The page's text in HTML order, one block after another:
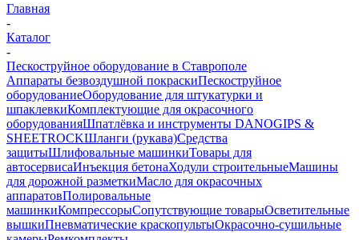
Главная
-
Каталог
-
Пескоструйное оборудование в Ставрополе
Аппараты безвоздушной покраскиПескоструйное
оборудованиеОборудование для штукатурки и
шпаклевкиКомплектующие для окрасочного
оборудованияШпатлёвка и инструменты DANOGIPS &
SHEETROCKШланги (рукава)Средства
защитыШлифовальные машинкиТовары для
автосервисаИнъекция бетонаХодули строительныеМашины
для дорожной разметкиМасло для окрасочных
аппаратовПолировальные
машинкиКомпрессорыСопутствующие товарыОсветительные
вышкиПневматические краскопультыОкрасочно-сушильные